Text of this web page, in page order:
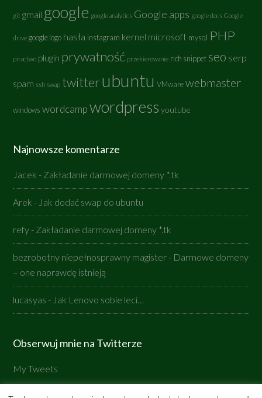
git gmail google google analytics Google apps google docs Google
drive google logo hasła instagram kernel microsoft mysql PHP
piractwo plugin prywatność przekierowanie rich snippet seo serp
spam ssh swap twitterubuntu VMware webmaster
windows wordcamp wordpress youtube
Najnowsze komentarze
Jacek - Zakładanie darmowej domeny *.tk
Arek - Jak dodać swap do ubuntu
refy - Zakładanie darmowej domeny *.tk
bezrobotny niepełnosprawny magister - Darmowe domeny
– one naprawdę istnieją
lucasyas - Jak Lenovo sobie leci…
Obserwuj mnie na Twitterze
My Tweets